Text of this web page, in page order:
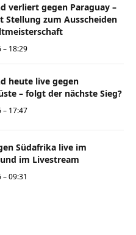
verliert gegen Paraguay –
Stellung zum Ausscheiden
– 18:29
heute live gegen
– folgt der nächste Sieg?
– 17:47
Südafrika live im
im Livestream
– 09:31